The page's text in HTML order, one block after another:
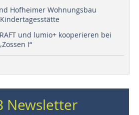
Hofheimer Wohnungsbau
und lumio+ kooperieren bei
I“
Newsletter